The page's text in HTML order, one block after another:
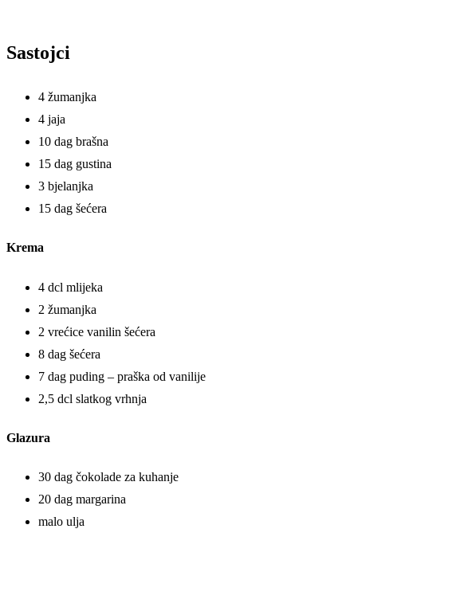
Sastojci
4 žumanjka
4 jaja
10 dag brašna
15 dag gustina
3 bjelanjka
15 dag šećera
Krema
4 dcl mlijeka
2 žumanjka
2 vrećice vanilin šećera
8 dag šećera
7 dag puding – praška od vanilije
2,5 dcl slatkog vrhnja
Glazura
30 dag čokolade za kuhanje
20 dag margarina
malo ulja